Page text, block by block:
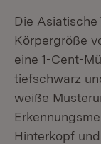
Die
Körpergröße
eine 1-Cent-
tiefschwarz
weiße
Hinterkopf